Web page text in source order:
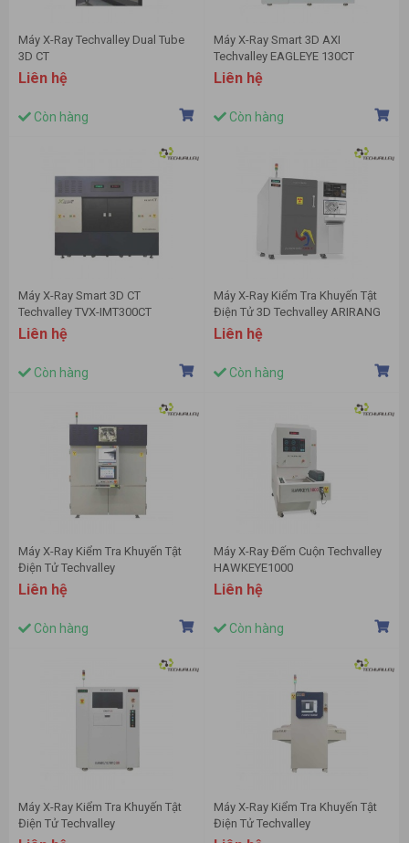
Máy X-Ray Techvalley Dual Tube
3D CT
Liên hệ
Còn hàng
Máy X-Ray Smart 3D AXI
Techvalley EAGLEYE 130CT
(EAGLEYE 160CT)
Liên hệ
Còn hàng
Máy X-Ray Smart 3D CT
Techvalley TVX-IMT300CT
(IMT225CT / IMT240CT)
Liên hệ
Còn hàng
Máy X-Ray Kiểm Tra Khuyến Tật
Điện Tử 3D Techvalley ARIRANG
130CT
Liên hệ
Còn hàng
Máy X-Ray Kiểm Tra Khuyến Tật
Điện Tử Techvalley
HAWKEYE1300K
Liên hệ
Còn hàng
Máy X-Ray Đếm Cuộn Techvalley
HAWKEYE1000
Liên hệ
Còn hàng
Máy X-Ray Kiểm Tra Khuyến Tật
Điện Tử Techvalley
HAWKEYE9010BR
Máy X-Ray Kiểm Tra Khuyến Tật
Điện Tử Techvalley
HAWKEYE8000 (HAWKEYE9000)